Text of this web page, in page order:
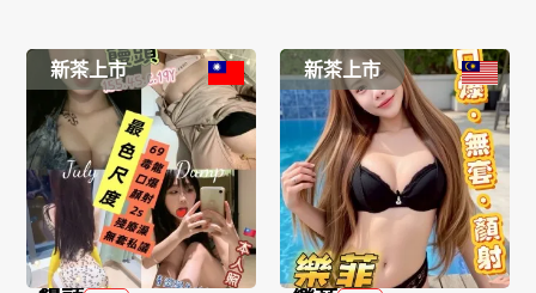
新茶上市 新茶上市